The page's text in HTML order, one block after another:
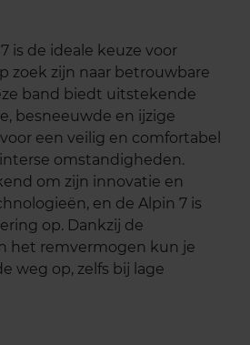
is de ideale keuze voor
zoek zijn naar betrouwbare
band biedt uitstekende
besneeuwde en ijzige
een veilig en comfortabel
omstandigheden.
om zijn innovatie en
en de Alpin 7 is
op. Dankzij de
het remvermogen kun je
weg op, zelfs bij lage